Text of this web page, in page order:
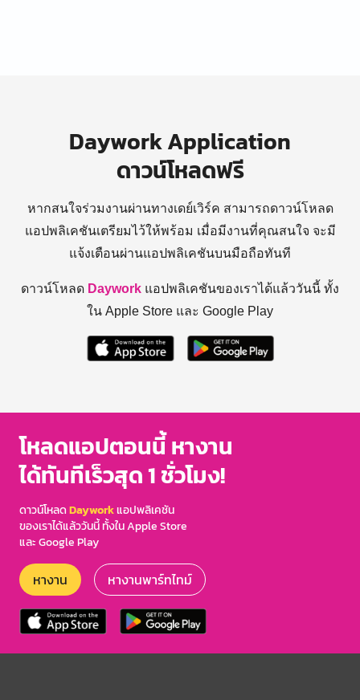
Daywork Application
ดาวน์โหลดฟรี
หากสนใจร่วมงานผ่านทางเดย์เวิร์ค สามารถดาวน์โหลด
แอปพลิเคชันเตรียมไว้ให้พร้อม เมื่อมีงานที่คุณสนใจ จะมี
แจ้งเตือนผ่านแอปพลิเคชันบนมือถือทันที
ดาวน์โหลด Daywork แอปพลิเคชันของเราได้แล้ววันนี้ ทั้ง
ใน Apple Store และ Google Play
โหลดแอปตอนนี้ หางาน
ได้ทันทีเร็วสุด 1 ชั่วโมง!
ดาวน์โหลดDayworkแอปพลิเคชัน
ของเราได้แล้ววันนี้ ทั้งใน Apple Store
และ Google Play
หางาน หางานพาร์ทไทม์